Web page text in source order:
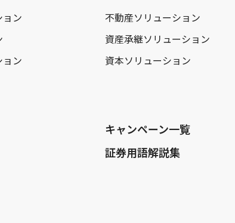
ン 不動産ソリューション
資産承継ソリューション
ン
資本ソリューション
キャンペーン一覧
証券用語解説集